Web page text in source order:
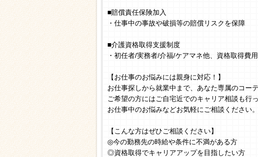
■賠償責任保険加入
・仕事中の事故や破損等の賠償リスクを保障
■介護資格取得支援制度
・初任者/実務者/介福/ケアマネ他、資格取得費
【お仕事のお悩みには親身に対応！】
お仕事探しから就業中まで、あなた専属のコー
ご希望の方にはご自宅近でのキャリア相談も行っ
お仕事中のお悩みなどお気軽にご相談ください。
【こんな方はぜひご相談ください】
◎今の勤務先の時給や条件に不満がある方
◎資格取得でキャリアアップを目指したい方